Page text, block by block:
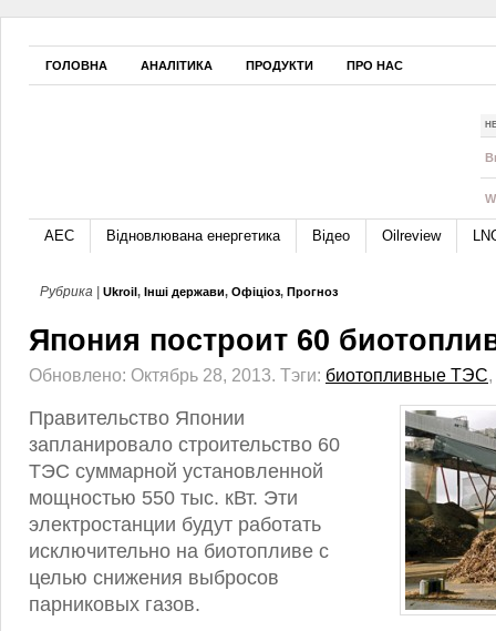
ГОЛОВНА АНАЛІТИКА ПРОДУКТИ ПРО НАС
АЕС Відновлювана енергетика Відео Oilreview
Рубрика | Ukroil, Інші держави, Офіціоз, Прогноз
Япония построит 60
Обновлено: Октябрь 28, 2013. Тэги: биотопливные ТЭС,
Правительство Японии
запланировало строительство 60
ТЭС суммарной установленной
мощностью 550 тыс. кВт. Эти
электростанции будут работать
исключительно на биотопливе с
целью снижения выбросов
парниковых газов.